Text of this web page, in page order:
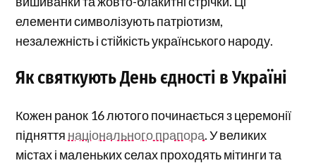
елементи символізують патріотизм,
незалежність і стійкість українського народу.
Як святкують День єдності в Україні
Кожен ранок 16 лютого починається з церемонії
підняття національного прапора. У великих
містах і маленьких селах проходять мітинги та